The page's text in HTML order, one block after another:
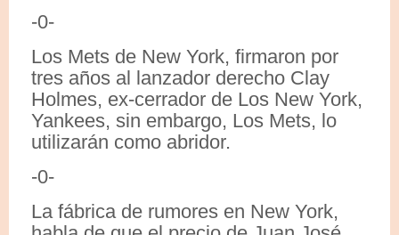
-0-
Los Mets de New York, firmaron por
tres años al lanzador derecho Clay
Holmes, ex-cerrador de Los New York,
Yankees, sin embargo, Los Mets, lo
utilizarán como abridor.
-0-
La fábrica de rumores en New York,